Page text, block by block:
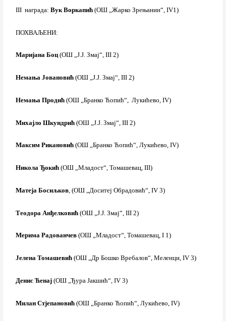
III награда:Вук Воркапић (ОШ „Жарко Зрењанин“, IV1)
ПОХВАЉЕНИ:
Маријана Боц(ОШ „Ј.Ј. Змај“, III 2)
Немања Јовановић (ОШ „Ј.Ј. Змај“, III 2)
Немања Продић (ОШ „Бранко Ћопић“, Лукићево, IV)
Михајло Шкундрић (ОШ „Ј.Ј. Змај“, III 2)
Максим Рикановић (ОШ „Бранко Ћопић“, Лукићево, IV)
Никола Ђокић (ОШ „Младост“, Томашевац, III)
Матеја Босиљков , (ОШ „Доситеј Обрадовић“, IV 3)
Теодора Анђелковић (ОШ „Ј.Ј. Змај“, III 2)
Мерима Радованчев (ОШ „Младост“, Томашевац, I 1)
Јелена Томашевић (ОШ „Др Бошко Вребалов“, Меленци, IV 3)
Денис Ћенај (ОШ „Ђура Јакшић“, IV 3)
Милан Стјепановић (ОШ „Бранко Ћопић“, Лукићево, IV)